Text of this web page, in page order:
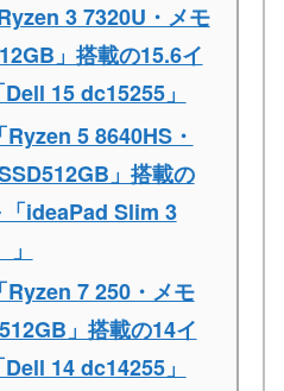
3 7320U・メモ
」搭載の15.6イ
15 dc15255」
5 8640HS・
」搭載の
ideaPad Slim 3
Ryzen 7 250・メモ
」搭載の14イ
14 dc14255」